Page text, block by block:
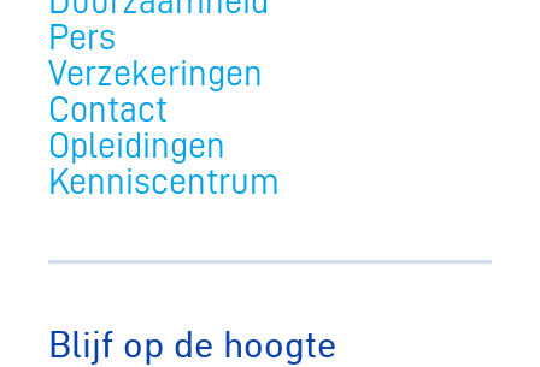
Pers
Verzekeringen
Contact
Opleidingen
Kenniscentrum
Blijf op de hoogte